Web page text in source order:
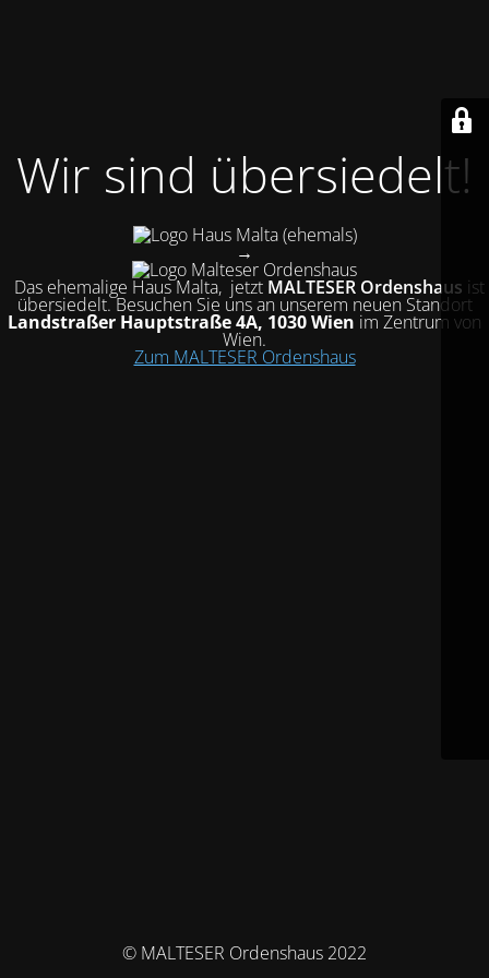
Wir sind übersiedelt!
(ehemals)
→
Das ehemalige Haus Malta, jetzt MALTESER Ordenshaus ist
übersiedelt. Besuchen Sie uns an unserem neuen Standort
Landstraßer Hauptstraße 4A, 1030 Wien im Zentrum von
Wien.
Zum MALTESER Ordenshaus
© MALTESER Ordenshaus 2022